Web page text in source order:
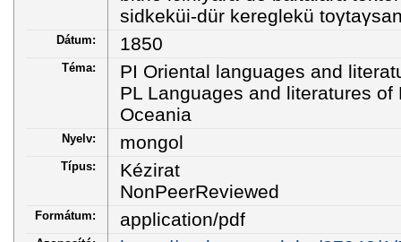
sidkeküi-dür kereglekü
Dátum: 1850
Téma:
PI Oriental languages and
PL Languages and literatures of
Oceania
Nyelv: mongol
Típus:
Kézirat
NonPeerReviewed
Formátum: application/pdf